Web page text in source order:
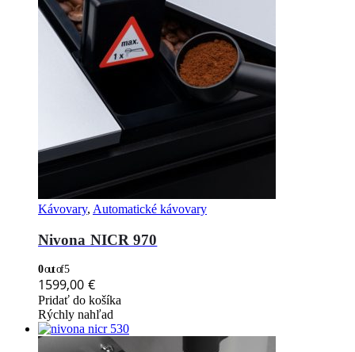
Kávovary, Automatické kávovary
Nivona NICR 970
0out of 5
1599,00 €
Pridať do košíka
Rýchly nahľad